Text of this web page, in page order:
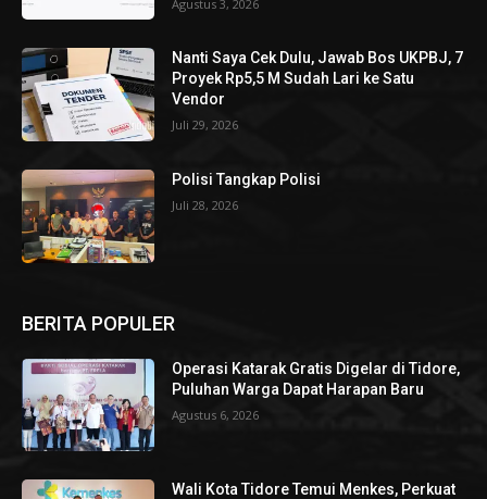
Agustus 3, 2026
Nanti Saya Cek Dulu, Jawab Bos UKPBJ, 7
Proyek Rp5,5 M Sudah Lari ke Satu
Vendor
Juli 29, 2026
Polisi Tangkap Polisi
Juli 28, 2026
BERITA POPULER
Operasi Katarak Gratis Digelar di Tidore,
Puluhan Warga Dapat Harapan Baru
Agustus 6, 2026
Wali Kota Tidore Temui Menkes, Perkuat